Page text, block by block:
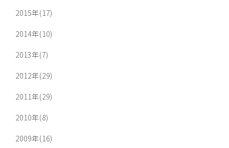
2015年(17)
2014年(10)
2013年(7)
2012年(29)
2011年(29)
2010年(8)
2009年(16)